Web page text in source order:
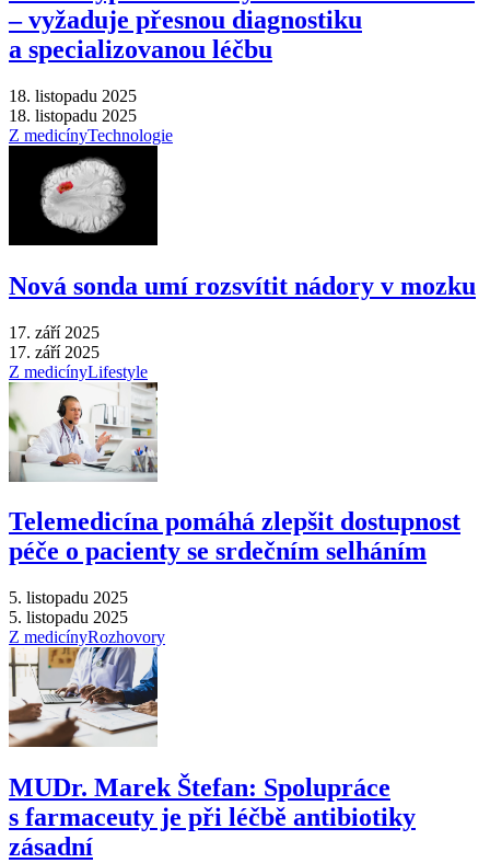
–⁠ vyžaduje přesnou diagnostiku
a specializovanou léčbu
18. listopadu 2025
18. listopadu 2025
Z medicínyTechnologie
Nová sonda umí rozsvítit nádory v mozku
17. září 2025
17. září 2025
Z medicínyLifestyle
Telemedicína pomáhá zlepšit dostupnost
péče o pacienty se srdečním selháním
5. listopadu 2025
5. listopadu 2025
Z medicínyRozhovory
MUDr. Marek Štefan: Spolupráce
s farmaceuty je při léčbě antibiotiky
zásadní